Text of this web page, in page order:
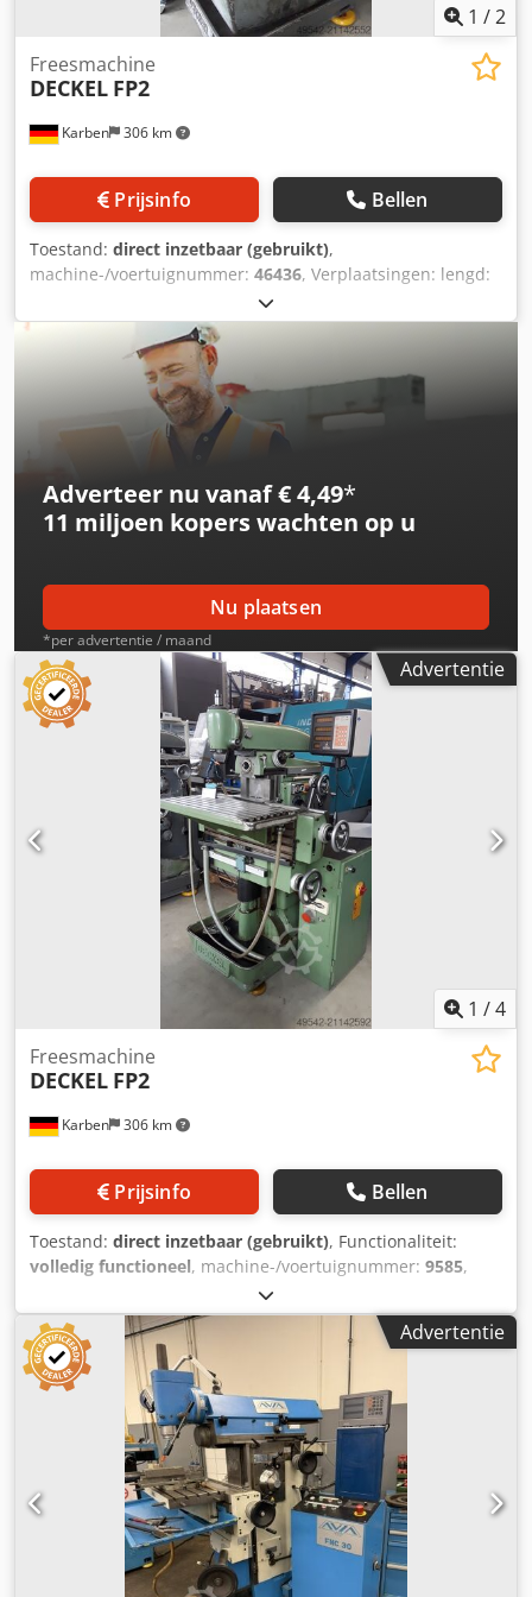
1 /2
Karben 306 km
Freesmachine
DECKEL FP2
Prijsinfo Bellen
Toestand: direct inzetbaar (gebruikt),
machine-/voertuignummer: 46436, Verplaatsingen: lengd:
400 mm verticaal: 400 mm horizontaal: 200 mm Dedsygia
Eopfx Am Sskr Uitrusting: - Verticaal freeskop,
verschuifbaar - Zwenkbare zwenktafel 260 x 600 mm -
Diverse gereedschaphouders - Opstellelementen - Ronde
tafel D:280 mm - Documentatie Staat: Werkplaats-getest
Adverteer nu vanaf € 4,49*
11 miljoen koperswachten op u
Nu plaatsen
*per advertentie / maand
Advertentie
1 /4
Karben 306 km
Freesmachine
DECKEL FP2
Prijsinfo Bellen
Toestand: direct inzetbaar (gebruikt), Functionaliteit:
volledig functioneel, machine-/voertuignummer: 9585,
DECKEL Universele gereedschap-frees- en boormachine
Type: FP 2 Machinenummer: 9585 Bouwjaar: 1978/79 Staat:
goede, direct inzetbare staat Verplaatsingen: langs: 400
mm, verticaal: 400 mm, horizontaal: 200 mm
Dkodoygicaspfx Am Ser
Advertentie